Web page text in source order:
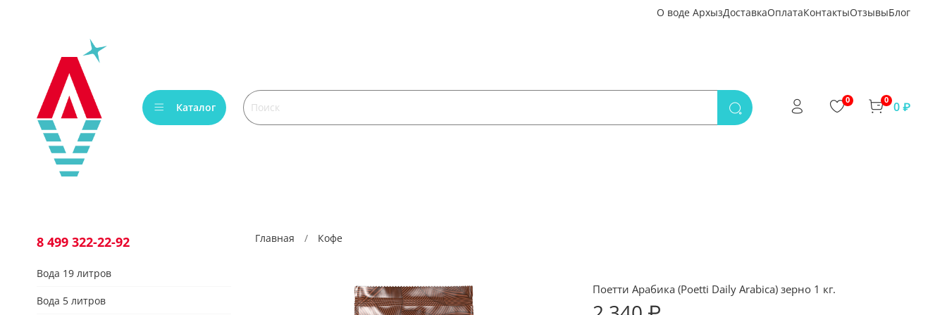
О воде АрхызДоставкаОплатаКонтактыОтзывыБлог
Каталог
0 0 0 ₽
Главная Кофе
Поетти Арабика (Poetti Daily Arabica) зерно 1 кг.
8 499 322-22-92
Вода 19 литров
Вода 5 литров